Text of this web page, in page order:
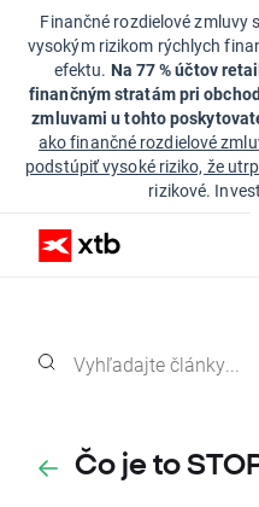
Finančné rozdielové zmluvy
vysokým rizikom rýchlych
efektu. Na 77 % účtov
finančným stratám pri
zmluvami u tohto
ako finančné rozdielové
podstúpiť vysoké riziko, že
rizikové.
Čo je to